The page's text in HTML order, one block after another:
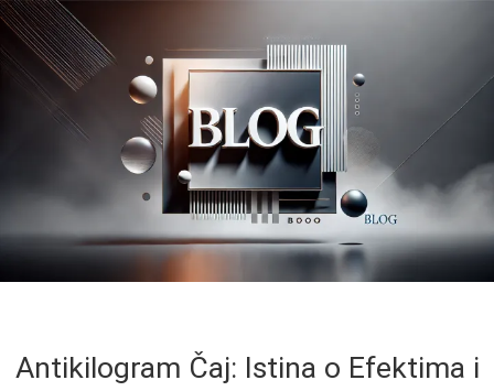
Antikilogram Čaj: Istina o Efektima i